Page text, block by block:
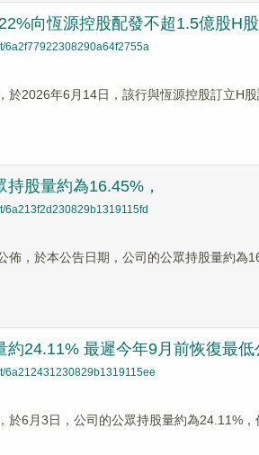
向恆源控股配發不超1.5億股H股
6a2f77922308290a64f2755a
於2026年6月14日，該行與恆源控股訂立H
股量約為16.45%，
6a213f2d230829b1319115fd
佈，於本公告日期，公司的公眾持股量約
約24.11% 最遲今年9月前恢復最
6a212431230829b1319115ee
於6月3日，公司的公眾持股量約為24.11%